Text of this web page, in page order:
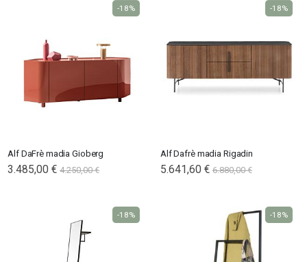
Alf DaFrè madia Gioberg
3.485,00 € 4.250,00 €
-18%
Alf Dafrè madia Rigadin
5.641,60 € 6.880,00 €
-18%
-18% -18%